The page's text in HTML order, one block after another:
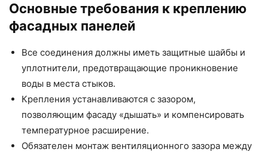
Основные требования к креплению
фасадных панелей
Все соединения должны иметь защитные шайбы и
уплотнители, предотвращающие проникновение
воды в места стыков.
Крепления устанавливаются с зазором,
позволяющим фасаду «дышать» и компенсировать
температурное расширение.
Обязателен монтаж вентиляционного зазора между